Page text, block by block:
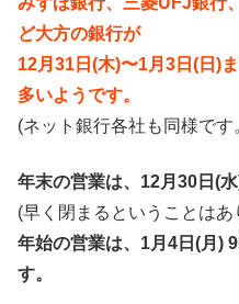
ど大方の銀行が
12月31日(木)〜1月3日(日)
多いようです。
(ネット銀行各社も同様です
年末の営業は、12月30日(
(早く閉まるということはあ
年始の営業は、1月4日(月)
す。